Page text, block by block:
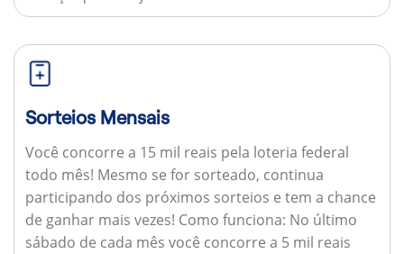
Sorteios Mensais
Você concorre a 15 mil reais pela loteria federal
todo mês! Mesmo se for sorteado, continua
participando dos próximos sorteios e tem a chance
de ganhar mais vezes! Como funciona: No último
sábado de cada mês você concorre a 5 mil reais